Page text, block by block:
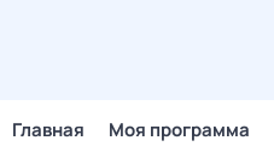
Главная Моя программа